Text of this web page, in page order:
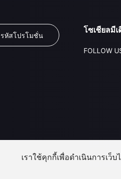
รหัสโปรโมชั่น
โซเชียลมีเ
FOLLOW
เราใช้คุกกี้เพื่อดำเนินการเว็